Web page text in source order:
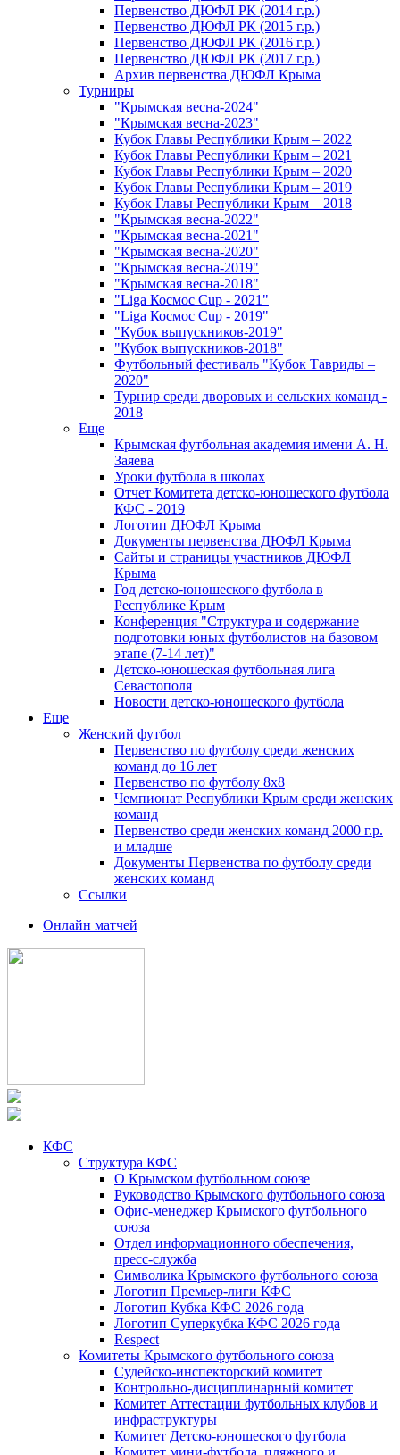
Первенство ДЮФЛ РК (2014 г.р.)
Первенство ДЮФЛ РК (2015 г.р.)
Первенство ДЮФЛ РК (2016 г.р.)
Первенство ДЮФЛ РК (2017 г.р.)
Архив первенства ДЮФЛ Крыма
Турниры
"Крымская весна-2024"
"Крымская весна-2023"
Кубок Главы Республики Крым – 2022
Кубок Главы Республики Крым – 2021
Кубок Главы Республики Крым – 2020
Кубок Главы Республики Крым – 2019
Кубок Главы Республики Крым – 2018
"Крымская весна-2022"
"Крымская весна-2021"
"Крымская весна-2020"
"Крымская весна-2019"
"Крымская весна-2018"
"Liga Космос Cup - 2021"
"Liga Космос Cup - 2019"
"Кубок выпускников-2019"
"Кубок выпускников-2018"
Футбольный фестиваль "Кубок Тавриды –
2020"
Турнир среди дворовых и сельских команд -
2018
Еще
Крымская футбольная академия имени А. Н.
Заяева
Уроки футбола в школах
Отчет Комитета детско-юношеского футбола
КФС - 2019
Логотип ДЮФЛ Крыма
Документы первенства ДЮФЛ Крыма
Сайты и страницы участников ДЮФЛ
Крыма
Год детско-юношеского футбола в
Республике Крым
Конференция "Структура и содержание
подготовки юных футболистов на базовом
этапе (7-14 лет)"
Детско-юношеская футбольная лига
Севастополя
Новости детско-юношеского футбола
Еще
Женский футбол
Первенство по футболу среди женских
команд до 16 лет
Первенство по футболу 8х8
Чемпионат Республики Крым среди женских
команд
Первенство среди женских команд 2000 г.р.
и младше
Документы Первенства по футболу среди
женских команд
Ссылки
Онлайн матчей
КФС
Структура КФС
О Крымском футбольном союзе
Руководство Крымского футбольного союза
Офис-менеджер Крымского футбольного
союза
Отдел информационного обеспечения,
пресс-служба
Символика Крымского футбольного союза
Логотип Премьер-лиги КФС
Логотип Кубка КФС 2026 года
Логотип Суперкубка КФС 2026 года
Respect
Комитеты Крымского футбольного союза
Судейско-инспекторский комитет
Контрольно-дисциплинарный комитет
Комитет Аттестации футбольных клубов и
инфраструктуры
Комитет Детско-юношеского футбола
Комитет мини-футбола, пляжного и